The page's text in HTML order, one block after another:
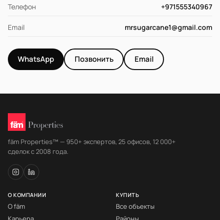
Телефон +971555340967
Email mrsugarcane1@gmail.com
WhatsApp Позвонить Email
fäm Properties™ — 950+ экспертов, 25 офисов, 12 000+
сделок с 2008 года.
О КОМПАНИИ
О fäm
КУПИТЬ
Все объекты